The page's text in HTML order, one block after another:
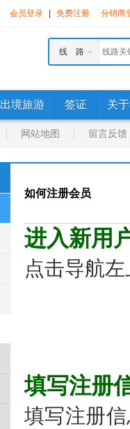
会员登录 免费注册 分销商
线 路
出境旅游 签证 关
网站地图 留言反馈
如何注册会员
进入新用
点击导航
填写注册
填写注册